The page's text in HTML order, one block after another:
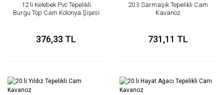
12 li Kelebek Pvc Tepelikli
Burgu Top Cam Kolonya Şişesi
376,33 TL
20 li Sarmaşık Tepelikli Cam
Kavanoz
731,11 TL